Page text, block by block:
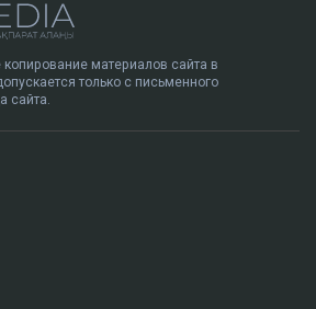
материалов сайта в
только с письменного
сайта.